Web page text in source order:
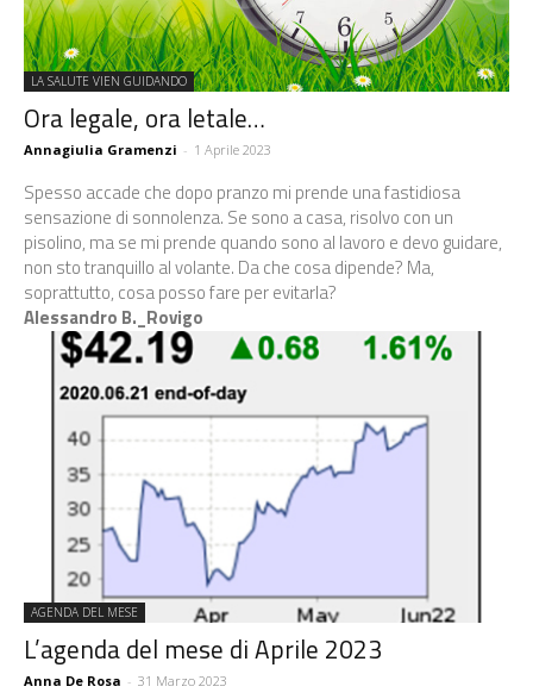
LA SALUTE VIEN GUIDANDO
Ora legale, ora letale…
Annagiulia Gramenzi - 1 Aprile 2023
Spesso accade che dopo pranzo mi prende una fastidiosa
sensazione di sonnolenza. Se sono a casa, risolvo con un
pisolino, ma se mi prende quando sono al lavoro e devo guidare,
non sto tranquillo al volante. Da che cosa dipende? Ma,
soprattutto, cosa posso fare per evitarla?
Alessandro B._Rovigo
AGENDA DEL MESE
L’agenda del mese di Aprile 2023
Anna De Rosa - 31 Marzo 2023